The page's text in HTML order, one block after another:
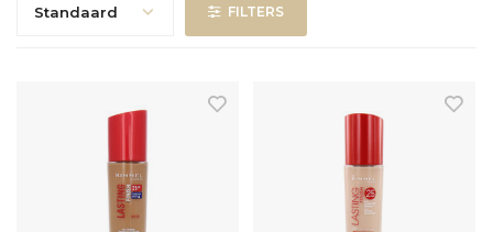
Handverzorging
Babyverzorging
Haarolie
Make-up Kwasten Schoonmaken
Schaartjes & Knippertjes
Wimperkrullers
Standaard FILTERS